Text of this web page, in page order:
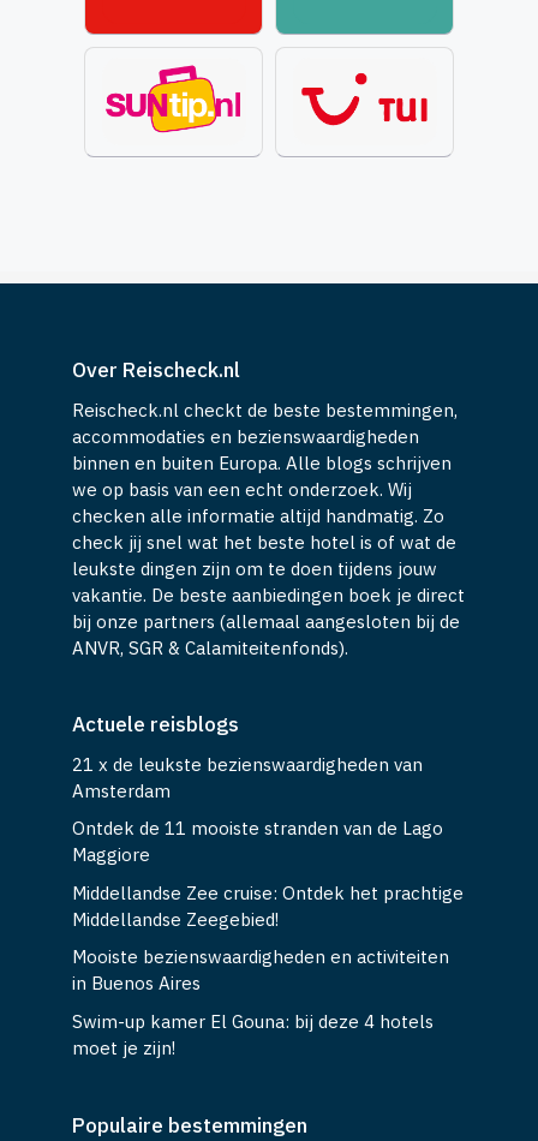
Over Reischeck.nl
Reischeck.nl checkt de beste bestemmingen,
accommodaties en bezienswaardigheden
binnen en buiten Europa. Alle blogs schrijven
we op basis van een echt onderzoek. Wij
checken alle informatie altijd handmatig. Zo
check jij snel wat het beste hotel is of wat de
leukste dingen zijn om te doen tijdens jouw
vakantie. De beste aanbiedingen boek je direct
bij onze partners (allemaal aangesloten bij de
ANVR, SGR & Calamiteitenfonds).
Actuele reisblogs
21 x de leukste bezienswaardigheden van
Amsterdam
Ontdek de 11 mooiste stranden van de Lago
Maggiore
Middellandse Zee cruise: Ontdek het prachtige
Middellandse Zeegebied!
Mooiste bezienswaardigheden en activiteiten
in Buenos Aires
Swim-up kamer El Gouna: bij deze 4 hotels
moet je zijn!
Populaire bestemmingen